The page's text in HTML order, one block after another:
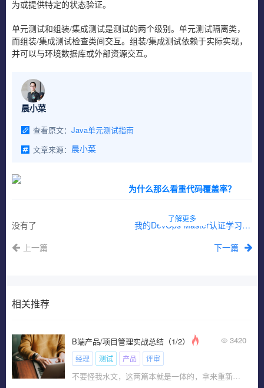
为或提供特定的状态验证。
单元测试和组装/集成测试是测试的两个级别。单元测试隔离类，
而组装/集成测试检查类间交互。组装/集成测试依赖于实际实现，
并可以与环境数据库或外部资源交互。
晨小菜
查看原文： Java单元测试指南
文章来源：
晨小菜
为什么那么看重代码覆盖率？
了解更多
没有了
上一篇
我的DevOps Master认证学习之路
下一篇
相关推荐
B端产品/项目管理实战总结（1/2） 3420
经理 测试 产品 评审
不要怪我水文，这两篇本就是一体的，拿来重新发一遍。内容概述：\x0d\x0a1、企业产品项目类型\x0d\x0a2、企业产品项目生命周期划分